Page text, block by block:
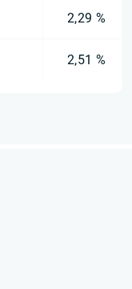
2,29 %
2,51 %